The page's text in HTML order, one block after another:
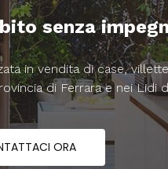
senza
in vendita di case,
di Ferrara e nei Lidi
ORA